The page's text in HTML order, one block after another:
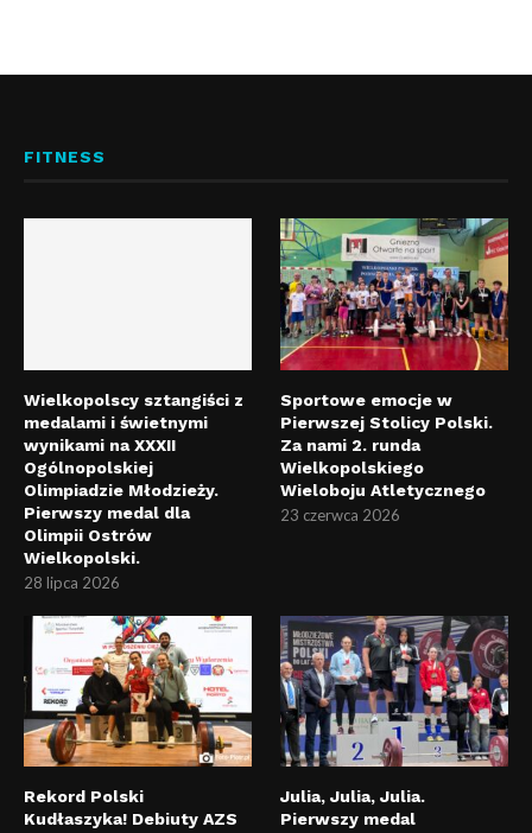
FITNESS
Wielkopolscy sztangiści z
medalami i świetnymi
wynikami na XXXII
Ogólnopolskiej
Olimpiadzie Młodzieży.
Pierwszy medal dla
Olimpii Ostrów
Wielkopolski.
28 lipca 2026
Sportowe emocje w
Pierwszej Stolicy Polski.
Za nami 2. runda
Wielkopolskiego
Wieloboju Atletycznego
23 czerwca 2026
Rekord Polski
Kudłaszyka! Debiuty AZS
Julia, Julia, Julia.
Pierwszy medal